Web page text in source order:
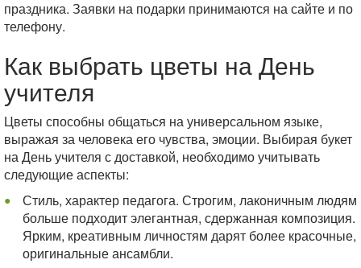
праздника. Заявки на подарки принимаются на сайте и по
телефону.
Как выбрать цветы на День
учителя
Цветы способны общаться на универсальном языке,
выражая за человека его чувства, эмоции. Выбирая букет
на День учителя с доставкой, необходимо учитывать
следующие аспекты:
Стиль, характер педагога. Строгим, лаконичным людям
больше подходит элегантная, сдержанная композиция.
Ярким, креативным личностям дарят более красочные,
оригинальные ансамбли.